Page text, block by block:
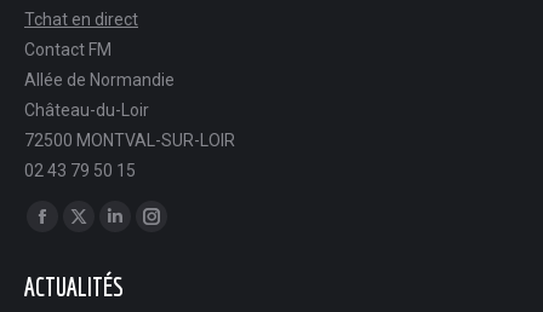
Tchat en direct
Contact FM
Allée de Normandie
Château-du-Loir
72500 MONTVAL-SUR-LOIR
02 43 79 50 15
Trouvez nous sur :
Facebook
opens
X
opens
LinkedIn
opens
Instagram
ACTUALITÉS